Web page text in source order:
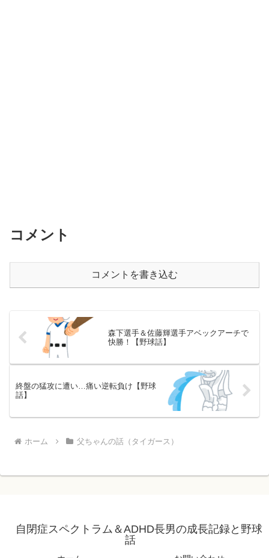
コメント
コメントを書き込む
森下選手＆佐藤輝選手アベックアーチで
快勝！【野球話】
終盤の猛攻に遭い…痛い逆転負け【野球
話】
ホーム 父ちゃんの話（タイガース）
自閉症スペクトラム＆ADHD長男の成長記録と野球
話